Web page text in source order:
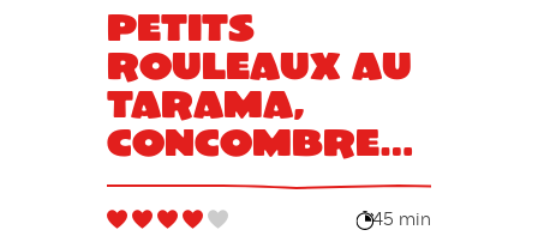
Petits
rouleaux au
tarama,
concombre
et oeufs de
saumon
45 min